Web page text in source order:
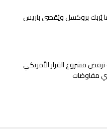
يُربك بروكسل ويُقصي باريس
ترفض مشروع القرار الأمريكي
مفاوضات